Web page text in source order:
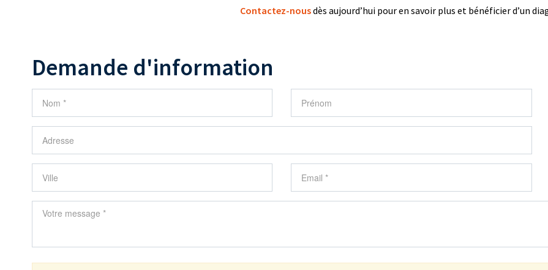
Contactez-nousdès aujourd’hui pour en savoir plus et bénéficier d’un
Demande d'information